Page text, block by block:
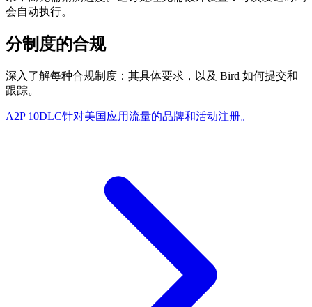
会自动执行。
分制度的合规
深入了解每种合规制度：其具体要求，以及 Bird 如何提交和
跟踪。
A2P 10DLC针对美国应用流量的品牌和活动注册。